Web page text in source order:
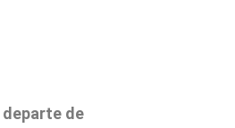
departe de